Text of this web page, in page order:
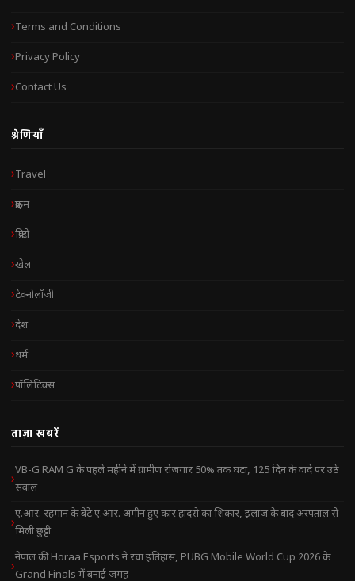
Terms and Conditions
Privacy Policy
Contact Us
श्रेणियाँ
Travel
क्राइम
क्रिप्टो
खेल
टेक्नोलॉजी
देश
धर्म
पॉलिटिक्स
ताज़ा खबरें
VB-G RAM G के पहले महीने में ग्रामीण रोजगार 50% तक घटा, 125 दिन के वादे पर उठे
सवाल
ए.आर. रहमान के बेटे ए.आर. अमीन हुए कार हादसे का शिकार, इलाज के बाद अस्पताल से
मिली छुट्टी
नेपाल की Horaa Esports ने रचा इतिहास, PUBG Mobile World Cup 2026 के
Grand Finals में बनाई जगह